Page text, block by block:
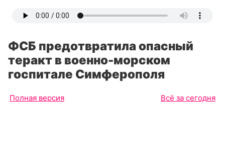
ФСБ предотвратила опасный
теракт в военно-морском
госпитале Симферополя
Полная версия Всё за сегодня